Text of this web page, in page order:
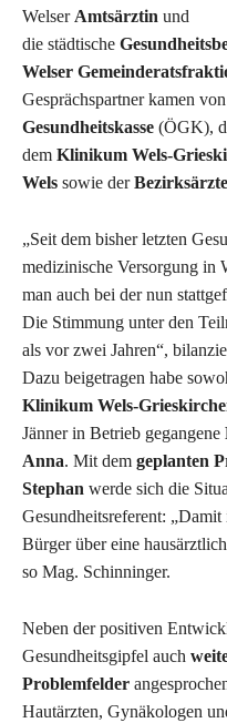
Welser Amtsärztin und
die städtische
Welser
Gesprächspartner kamen
Gesundheitskasse (ÖGK),
dem Klinikum Wels-
Wels sowie der
„Seit dem bisher letzten
medizinische Versorgung in
man auch bei der nun
Die Stimmung unter den
als vor zwei Jahren“,
Dazu beigetragen habe
Klinikum Wels-
Jänner in Betrieb gegangene
Anna. Mit dem geplanten
Stephan werde sich die
Gesundheitsreferent:
Bürger über eine
so Mag. Schinninger.
Neben der positiven
Gesundheitsgipfel auch
Problemfelder
Hautärzten, Gynäkologen